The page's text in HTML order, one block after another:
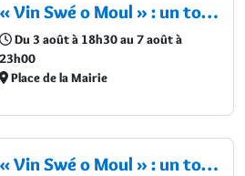
« Vin Swé o Moul » : un tournoi de basketball au cœur du Moule
Du 3 août à 18h30 au 7 août à
23h00
Place de la Mairie
« Vin Swé o Moul » : un tournoi de basketball au cœur du Moule